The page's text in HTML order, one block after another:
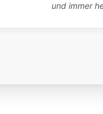
und immer